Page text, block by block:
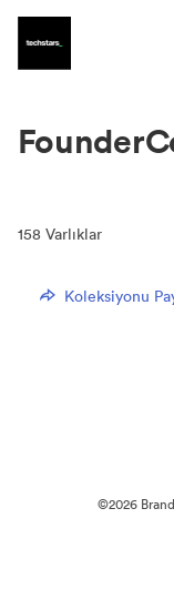
158 Varlıklar
Koleksiyonu
©2026